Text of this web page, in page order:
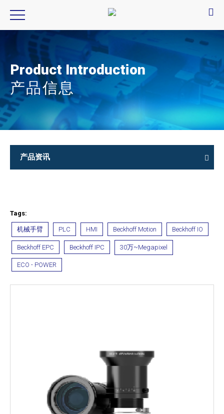
Product Introduction
产品信息
产品资讯
Tags:
机械手臂 PLC HMI Beckhoff Motion Beckhoff IO
Beckhoff EPC Beckhoff IPC 30万~Megapixel
ECO - POWER